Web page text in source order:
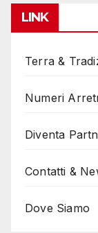
LINK
Terra &
Numeri
Diventa
Contatti &
Dove Siamo